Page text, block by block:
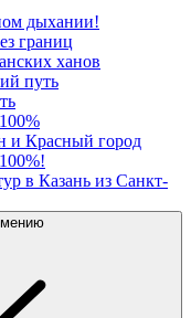
дыхании!
границ
ханов
путь
и Красный город
в Казань из Санкт-